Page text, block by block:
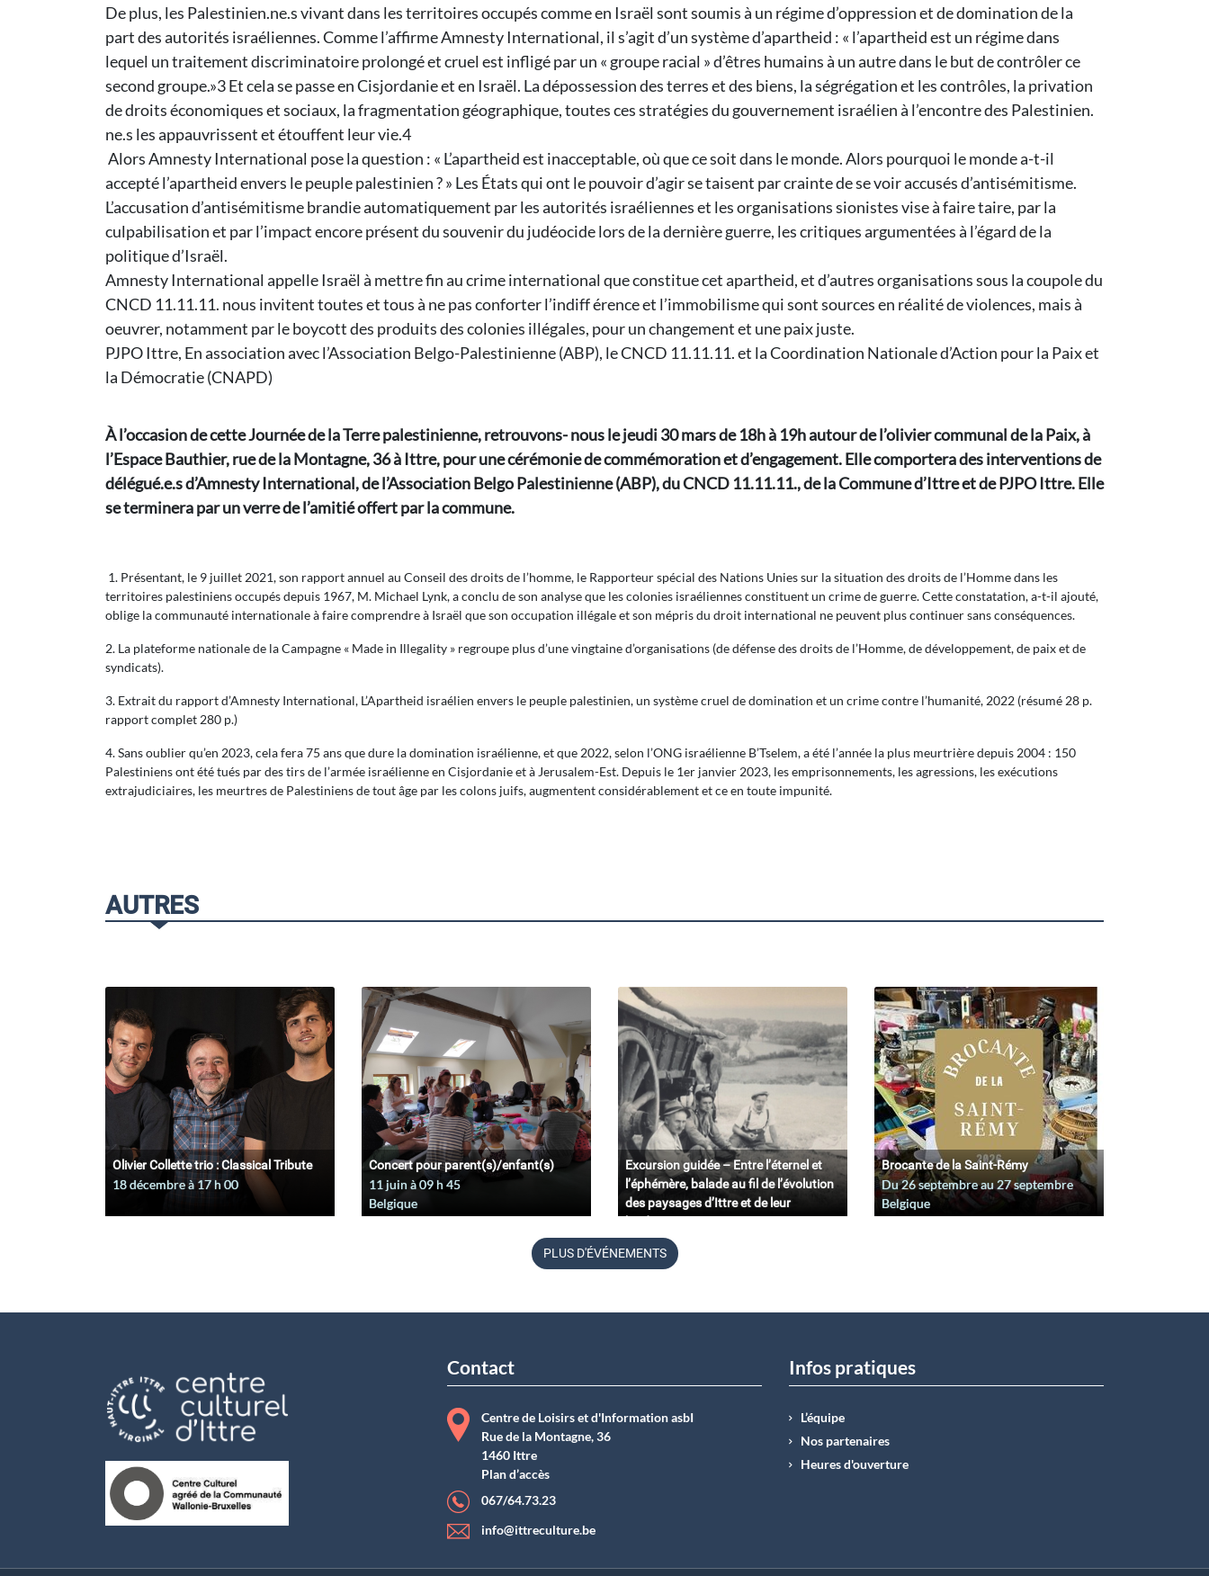
De plus, les Palestinien.ne.s vivant dans les territoires occupés comme en Israël sont soumis à un régime d’oppression et de domination de la
part des autorités israéliennes. Comme l’affirme Amnesty International, il s’agit d’un système d’apartheid : « l’apartheid est un régime dans
lequel un traitement discriminatoire prolongé et cruel est infligé par un « groupe racial » d’êtres humains à un autre dans le but de contrôler ce
second groupe.»3 Et cela se passe en Cisjordanie et en Israël. La dépossession des terres et des biens, la ségrégation et les contrôles, la privation
de droits économiques et sociaux, la fragmentation géographique, toutes ces stratégies du gouvernement israélien à l’encontre des Palestinien.
ne.s les appauvrissent et étouffent leur vie.4
Alors Amnesty International pose la question : « L’apartheid est inacceptable, où que ce soit dans le monde. Alors pourquoi le monde a-t-il
accepté l’apartheid envers le peuple palestinien ? » Les États qui ont le pouvoir d’agir se taisent par crainte de se voir accusés d’antisémitisme.
L’accusation d’antisémitisme brandie automatiquement par les autorités israéliennes et les organisations sionistes vise à faire taire, par la
culpabilisation et par l’impact encore présent du souvenir du judéocide lors de la dernière guerre, les critiques argumentées à l’égard de la
politique d’Israël.
Amnesty International appelle Israël à mettre fin au crime international que constitue cet apartheid, et d’autres organisations sous la coupole du
CNCD 11.11.11. nous invitent toutes et tous à ne pas conforter l’indiff érence et l’immobilisme qui sont sources en réalité de violences, mais à
oeuvrer, notamment par le boycott des produits des colonies illégales, pour un changement et une paix juste.
PJPO Ittre, En association avec l’Association Belgo-Palestinienne (ABP), le CNCD 11.11.11. et la Coordination Nationale d’Action pour la Paix et
la Démocratie (CNAPD)
À l’occasion de cette Journée de la Terre palestinienne, retrouvons- nous le jeudi 30 mars de 18h à 19h autour de l’olivier communal de la Paix, à
l’Espace Bauthier, rue de la Montagne, 36 à Ittre, pour une cérémonie de commémoration et d’engagement. Elle comportera des interventions de
délégué.e.s d’Amnesty International, de l’Association Belgo Palestinienne (ABP), du CNCD 11.11.11., de la Commune d’Ittre et de PJPO Ittre. Elle
se terminera par un verre de l’amitié offert par la commune.
1. Présentant, le 9 juillet 2021, son rapport annuel au Conseil des droits de l’homme, le Rapporteur spécial des Nations Unies sur la situation des droits de l’Homme dans les
territoires palestiniens occupés depuis 1967, M. Michael Lynk, a conclu de son analyse que les colonies israéliennes constituent un crime de guerre. Cette constatation, a-t-il ajouté,
oblige la communauté internationale à faire comprendre à Israël que son occupation illégale et son mépris du droit international ne peuvent plus continuer sans conséquences.
2. La plateforme nationale de la Campagne « Made in Illegality » regroupe plus d’une vingtaine d’organisations (de défense des droits de l’Homme, de développement, de paix et de
syndicats).
3. Extrait du rapport d’Amnesty International, L’Apartheid israélien envers le peuple palestinien, un système cruel de domination et un crime contre l’humanité, 2022 (résumé 28 p.
rapport complet 280 p.)
4. Sans oublier qu’en 2023, cela fera 75 ans que dure la domination israélienne, et que 2022, selon l’ONG israélienne B’Tselem, a été l’année la plus meurtrière depuis 2004 : 150
Palestiniens ont été tués par des tirs de l’armée israélienne en Cisjordanie et à Jerusalem-Est. Depuis le 1er janvier 2023, les emprisonnements, les agressions, les exécutions
extrajudiciaires, les meurtres de Palestiniens de tout âge par les colons juifs, augmentent considérablement et ce en toute impunité.
AUTRES
Olivier Collette trio : Classical Tribute
18 décembre à 17 h 00
Concert pour parent(s)/enfant(s)
11 juin à 09 h 45
Belgique
Excursion guidée – Entre l’éternel et
l’éphémère, balade au fil de l’évolution
des paysages d’Ittre et de leur
11 juin à 09
Belgique
Brocante de la Saint-Rémy
Du26 septembreau27 septembre
Belgique
PLUS D'ÉVÉNEMENTS
Contact
Centre de Loisirs et d'Information asbI
Rue de la Montagne, 36
1460 Ittre
Plan d’accès
067/64.73.23
info@ittreculture.be
Infos pratiques
L’équipe
Nos partenaires
Heures d'ouverture